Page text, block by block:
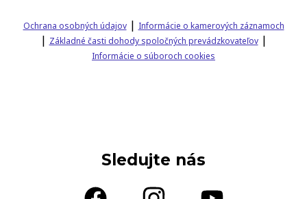
Ochrana osobných údajov| Informácie o kamerových záznamoch
| Základné časti dohody spoločných prevádzkovateľov|
Informácie o súboroch cookies
Sledujte nás